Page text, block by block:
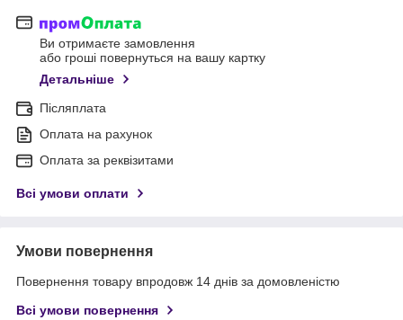
Ви отримаєте замовлення
або гроші повернуться на вашу картку
Детальніше
Післяплата
Оплата на рахунок
Оплата за реквізитами
Всі умови оплати
Умови повернення
Повернення товару впродовж 14 днів за домовленістю
Всі умови повернення